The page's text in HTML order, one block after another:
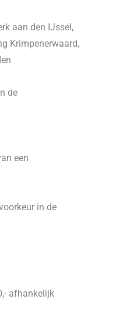
aan den IJssel,
Krimpenerwaard,
de
een
in de
afhankelijk